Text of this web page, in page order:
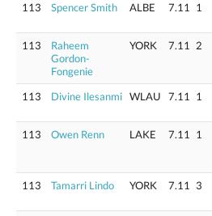
113
Spencer Smith ALBE 7.11 1
113
Raheem
Gordon-
Fongenie
YORK 7.11 2
113 Divine Ilesanmi WLAU 7.11 1
113 Owen Renn LAKE 7.11 1
113 Tamarri Lindo YORK 7.11 3